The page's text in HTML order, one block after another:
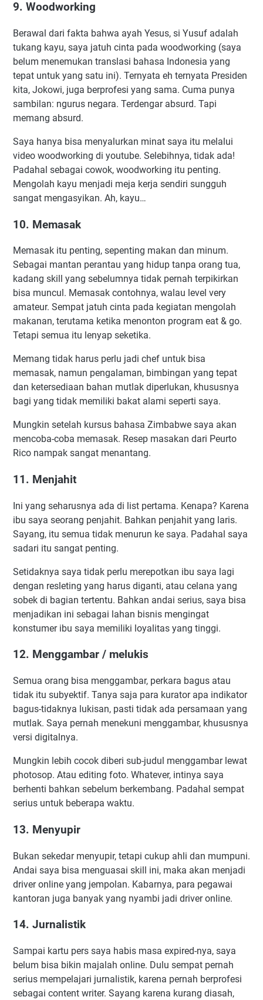
9. Woodworking
Berawal dari fakta bahwa ayah Yesus, si Yusuf adalah
tukang kayu, saya jatuh cinta pada woodworking (saya
belum menemukan translasi bahasa Indonesia yang
tepat untuk yang satu ini). Ternyata eh ternyata Presiden
kita, Jokowi, juga berprofesi yang sama. Cuma punya
sambilan: ngurus negara. Terdengar absurd. Tapi
memang absurd.
Saya hanya bisa menyalurkan minat saya itu melalui
video woodworking di youtube. Selebihnya, tidak ada!
Padahal sebagai cowok, woodworking itu penting.
Mengolah kayu menjadi meja kerja sendiri sungguh
sangat mengasyikan. Ah, kayu…
10. Memasak
Memasak itu penting, sepenting makan dan minum.
Sebagai mantan perantau yang hidup tanpa orang tua,
kadang skill yang sebelumnya tidak pernah terpikirkan
bisa muncul. Memasak contohnya, walau level very
amateur. Sempat jatuh cinta pada kegiatan mengolah
makanan, terutama ketika menonton program eat & go.
Tetapi semua itu lenyap seketika.
Memang tidak harus perlu jadi chef untuk bisa
memasak, namun pengalaman, bimbingan yang tepat
dan ketersediaan bahan mutlak diperlukan, khususnya
bagi yang tidak memiliki bakat alami seperti saya.
Mungkin setelah kursus bahasa Zimbabwe saya akan
mencoba-coba memasak. Resep masakan dari Peurto
Rico nampak sangat menantang.
11. Menjahit
Ini yang seharusnya ada di list pertama. Kenapa? Karena
ibu saya seorang penjahit. Bahkan penjahit yang laris.
Sayang, itu semua tidak menurun ke saya. Padahal saya
sadari itu sangat penting.
Setidaknya saya tidak perlu merepotkan ibu saya lagi
dengan resleting yang harus diganti, atau celana yang
sobek di bagian tertentu. Bahkan andai serius, saya bisa
menjadikan ini sebagai lahan bisnis mengingat
konstumer ibu saya memiliki loyalitas yang tinggi.
12. Menggambar / melukis
Semua orang bisa menggambar, perkara bagus atau
tidak itu subyektif. Tanya saja para kurator apa indikator
bagus-tidaknya lukisan, pasti tidak ada persamaan yang
mutlak. Saya pernah menekuni menggambar, khususnya
versi digitalnya.
Mungkin lebih cocok diberi sub-judul menggambar lewat
photosop. Atau editing foto. Whatever, intinya saya
berhenti bahkan sebelum berkembang. Padahal sempat
serius untuk beberapa waktu.
13. Menyupir
Bukan sekedar menyupir, tetapi cukup ahli dan mumpuni.
Andai saya bisa menguasai skill ini, maka akan menjadi
driver online yang jempolan. Kabarnya, para pegawai
kantoran juga banyak yang nyambi jadi driver online.
14. Jurnalistik
Sampai kartu pers saya habis masa expired-nya, saya
belum bisa bikin majalah online. Dulu sempat pernah
serius mempelajari jurnalistik, karena pernah berprofesi
sebagai content writer. Sayang karena kurang diasah,